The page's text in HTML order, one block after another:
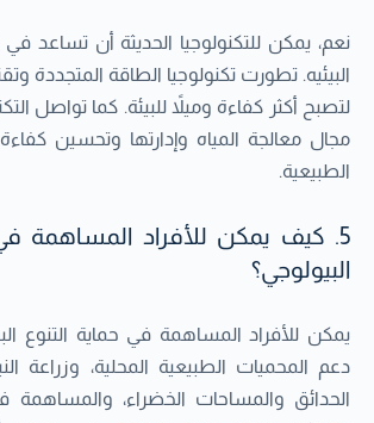
نعم، يمكن للتكنولوجيا الحديثة أن تساعد
البيئيه. تطورت تكنولوجيا الطاقة المتجددة
لتصبح أكثر كفاءة وميلاً للبيئة. كما تواصل
مجال معالجة المياه وإدارتها وتحسين
الطبيعية.
5. كيف يمكن للأفراد المساهمة
البيولوجي؟
يمكن للأفراد المساهمة في حماية التنوع
دعم المحميات الطبيعية المحلية، وزراعة
الحدائق والمساحات الخضراء، والمساهمة